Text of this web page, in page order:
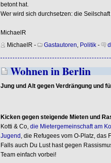
betont hat.
Wer wird sich durchsetzen: die
MichaelR
MichaelR - Gastautoren, Politik-
Wohnen in Berlin
Jung und Alt gegen Verdrängung und
Kicken gegen steigende Mieten und
Kotti & Co, die Mietergemeinschaft am
Jugend, die Refugees vom O-Platz, das
Falls auch Du Lust hast gegen
Team einfach vorbei!